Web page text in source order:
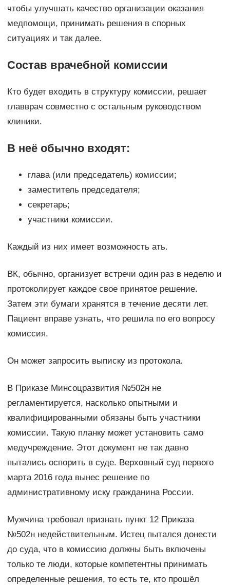
чтобы улучшать качество организации оказания
медпомощи, принимать решения в спорных
ситуациях и так далее.
Состав врачебной комиссии
Кто будет входить в структуру комиссии, решает
главврач совместно с остальным руководством
клиники.
В неё обычно входят:
глава (или председатель) комиссии;
заместитель председателя;
секретарь;
участники комиссии.
Каждый из них имеет возможность ать.
ВК, обычно, организует встречи один раз в неделю и
протоколирует каждое свое принятое решение.
Затем эти бумаги хранятся в течение десяти лет.
Пациент вправе узнать, что решила по его вопросу
комиссия.
Он может запросить выписку из протокола.
В Приказе Минсоцразвития №502н не
регламентируется, насколько опытными и
квалифицированными обязаны быть участники
комиссии. Такую планку может установить само
медучреждение. Этот документ не так давно
пытались оспорить в суде. Верховный суд первого
марта 2016 года вынес решение по
административному иску гражданина России.
Мужчина требовал признать пункт 12 Приказа
№502н недействительным. Истец пытался донести
до суда, что в комиссию должны быть включены
только те люди, которые компетентны принимать
определенные решения, то есть те, кто прошёл